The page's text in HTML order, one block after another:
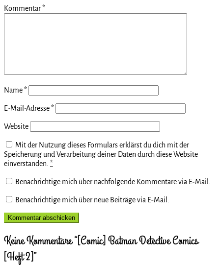
Kommentar*
Name*
E-Mail-Adresse*
Website
Mit der Nutzung dieses Formulars erklärst du dich mit der
Speicherung und Verarbeitung deiner Daten durch diese Website
einverstanden. *
Benachrichtige mich über nachfolgende Kommentare via E-Mail.
Benachrichtige mich über neue Beiträge via E-Mail.
Keine Kommentare “[Comic] Batman Detective Comics
[Heft 2]”